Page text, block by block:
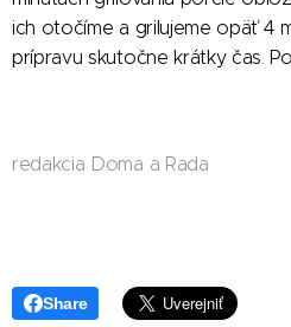
ich otočíme a grilujeme opäť 4
prípravu skutočne krátky čas.
redakcia Doma a Rada
Share